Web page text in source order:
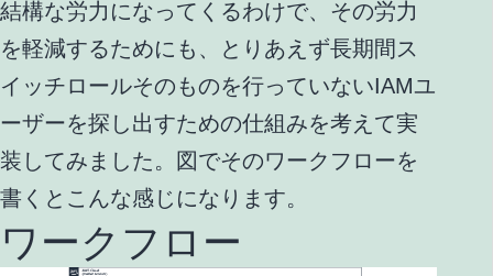
結構な労力になってくるわけで、その労力
を軽減するためにも、とりあえず長期間ス
イッチロールそのものを行っていないIAMユ
ーザーを探し出すための仕組みを考えて実
装してみました。図でそのワークフローを
書くとこんな感じになります。
ワークフロー